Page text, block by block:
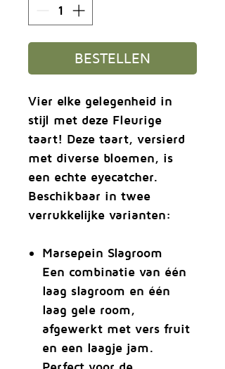
BESTELLEN
Vier elke gelegenheid in
stijl met deze Fleurige
taart! Deze taart, versierd
met diverse bloemen, is
een echte eyecatcher.
Beschikbaar in twee
verrukkelijke varianten:
Marsepein Slagroom
Een combinatie van één
laag slagroom en één
laag gele room,
afgewerkt met vers fruit
en een laagje jam.